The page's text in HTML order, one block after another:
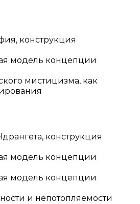
конструкция
модель концепции
мистицизма, как
конструкция
модель концепции
модель концепции
и непотопляемости